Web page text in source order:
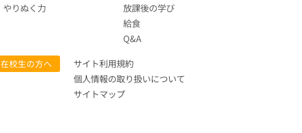
やりぬく力
放課後の学び
給食
Q&A
在校生の方へ
サイト利用規約
個人情報の取り扱いについて
サイトマップ